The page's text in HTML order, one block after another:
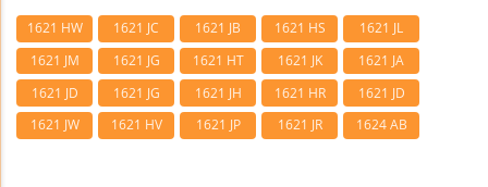
1621 HW 1621 JC 1621 JB 1621 HS
1621 JL
1621 JM
1621 JG 1621 HT 1621 JK
1621 JA
1621 JD
1621 JG 1621 JH 1621 HR
1621 JD
1621 JW
1621 HV 1621 JP 1621 JR 1624 AB